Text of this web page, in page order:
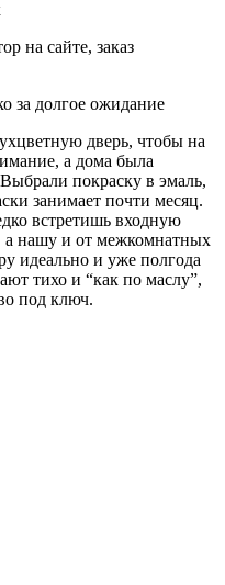
на сайте, заказ
за долгое ожидание
дверь, чтобы на
а дома была
покраску в эмаль,
занимает почти месяц.
встретишь входную
а нашу и от межкомнатных
идеально и уже полгода
тихо и “как по маслу”,
под ключ.